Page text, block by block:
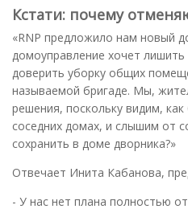
Кстати: почему
«RNP предложило нам новый
домоуправление хочет
доверить уборку общих
называемой бригаде. Мы,
решения, поскольку видим,
соседних домах, и слышим от
сохранить в доме дворника?»
Отвечает Инита Кабанова,
- У нас нет плана полностью